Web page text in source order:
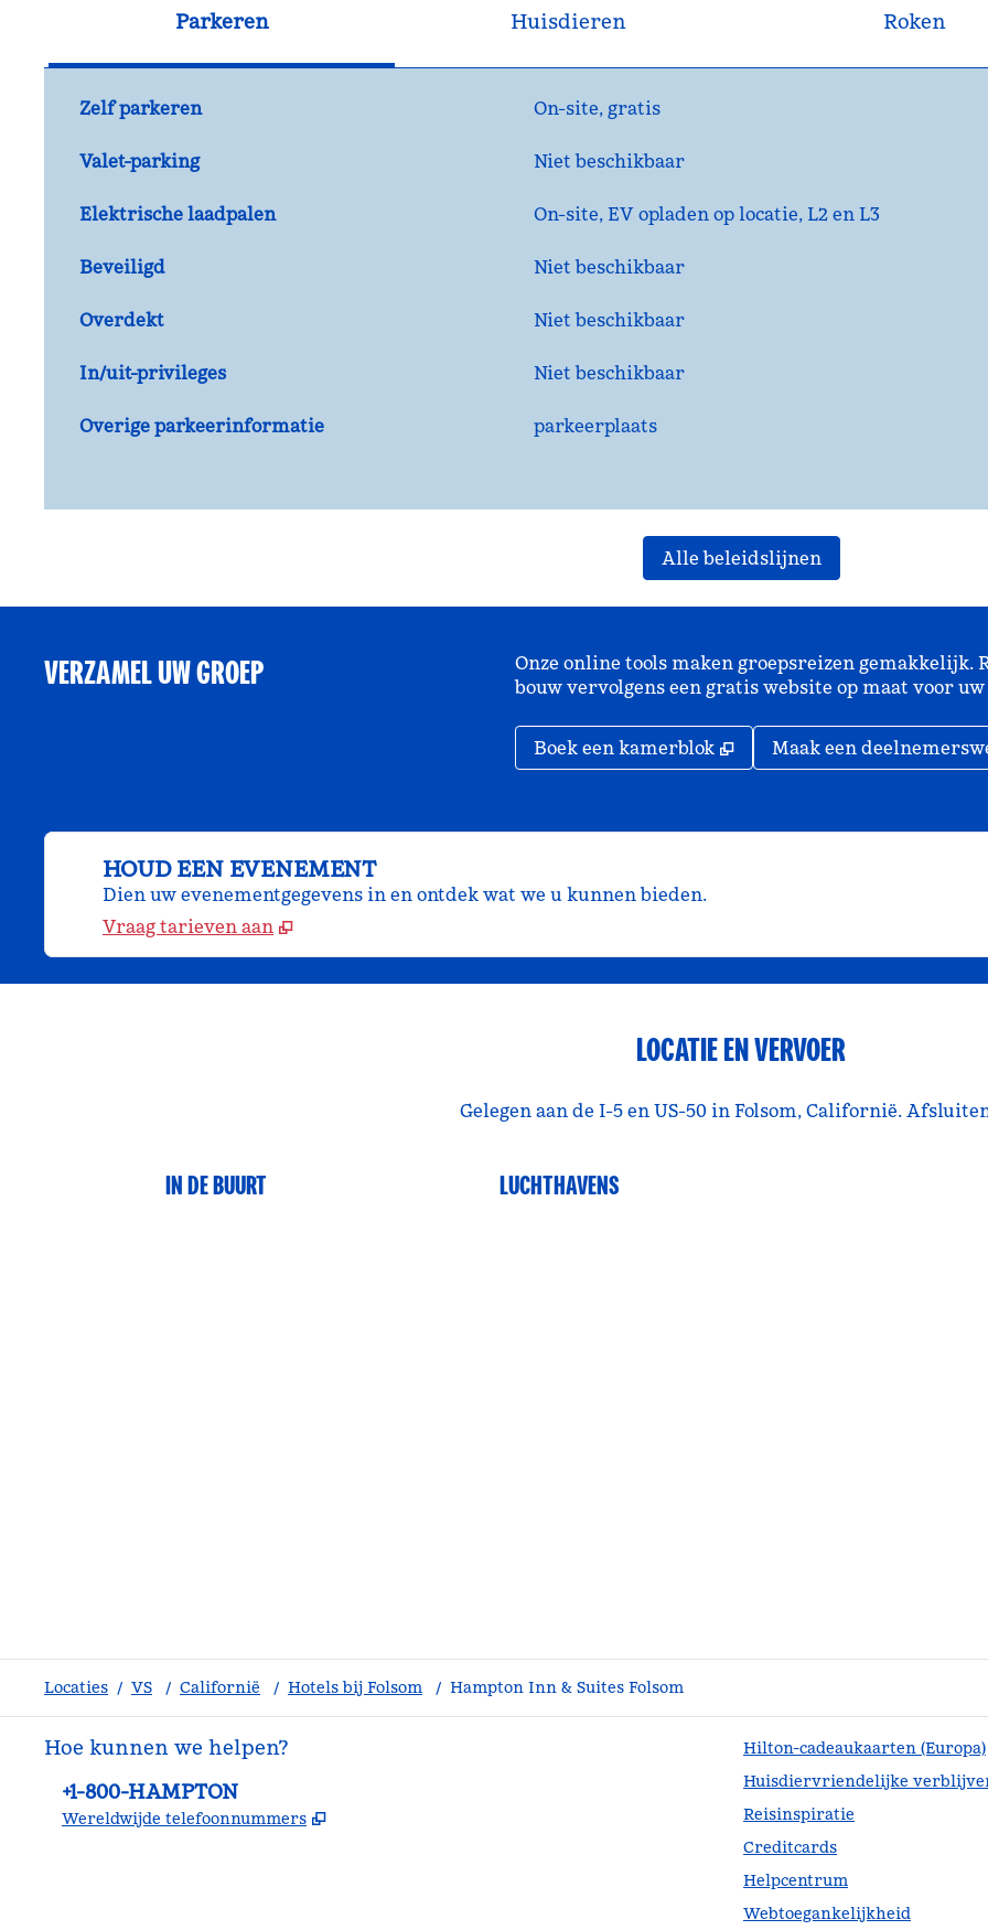
Parkeren Huisdieren Roken
Zelf parkeren On-site, gratis
Valet-parking Niet beschikbaar
Elektrische laadpalen On-site, EV opladen op locatie, L2 en L3
Beveiligd Niet beschikbaar
Overdekt Niet beschikbaar
In/uit-privileges Niet beschikbaar
Overige parkeerinformatie parkeerplaats
Alle beleidslijnen
VERZAMEL UW GROEP
Onze online tools maken groepsreizen
bouw vervolgens een gratis website op maat voor
Boek een kamerblok , Opent nieuw tabblad
Maak een
HOUD EEN EVENEMENT
Dien uw evenementgegevens in en ontdek wat we u kunnen bieden.
Vraag tarieven aan
LOCATIE EN VERVOER
Gelegen aan de I-5 en US-50 in Folsom, Californië.
IN DE BUURT LUCHTHAVENS
Locaties / VS / Californië / Hotels bij Folsom / Hampton Inn & Suites Folsom
Hoe kunnen we helpen?
Telefoon:
+1-800-HAMPTON
Wereldwijde telefoonnummers ,
Hilton-cadeaukaarten (Europa)
Huisdiervriendelijke
Reisinspiratie
Creditcards
Helpcentrum
Webtoegankelijkheid